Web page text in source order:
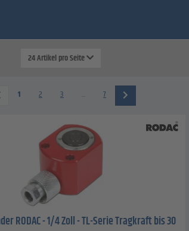
24 Artikel pro Seite
1 2 3 7
RODAC - 1/4 Zoll - TL-Serie Tragkraft bis 30